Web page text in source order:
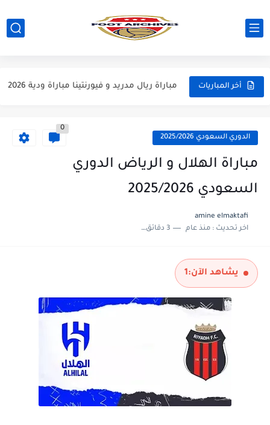
أخر المباريات
مباراة مانشستر يونايتد و اتلتيكو مدريد مباراة ودية 2026
مباراة ريال مدريد و فيورنتينا مباراة ودية 2026
مباراة برشلونة و بيرمنغهام مباراة ودية 2026
مباراة سيلتيك و ميلان مباراة ودية 2026
الدوري السعودي 2025/2026
0
مباراة الهلال و الرياض الدوري
السعودي 2025/2026
amine elmaktafi
اخر تحديث :منذ عام 3 دقائق للقراءة
يشاهد الآن:1